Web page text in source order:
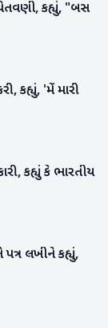
કહ્યું, "બસ
કહ્યું, 'મેં મારી
કહ્યું કે ભારતીય
પત્ર લખીને કહ્યું,